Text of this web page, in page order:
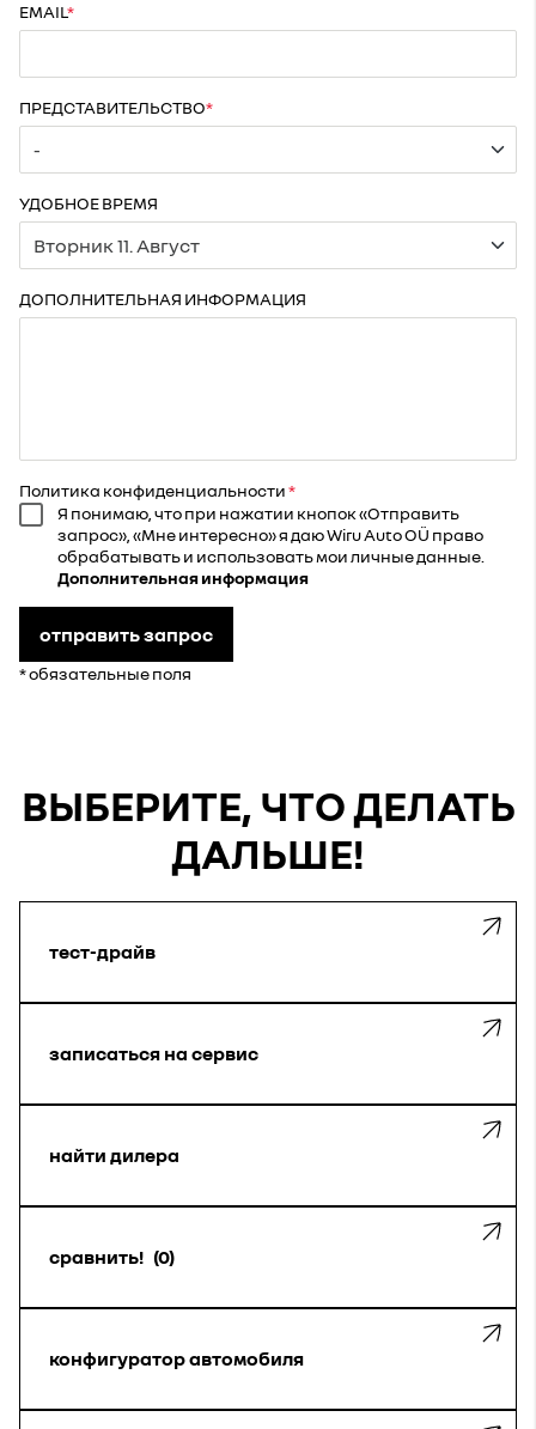
EMAIL
ПРЕДСТАВИТЕЛЬСТВО
УДОБНОЕ ВРЕМЯ
ДОПОЛНИТЕЛЬНАЯ ИНФОРМАЦИЯ
Политика конфиденциальности
Я понимаю, что при нажатии кнопок «Отправить
запрос», «Мне интересно» я даю Wiru Auto OÜ право
обрабатывать и использовать мои личные данные.
Дополнительная информация
отправить запрос
* обязательные поля
ВЫБЕРИТЕ, ЧТО ДЕЛАТЬ
ДАЛЬШЕ!
тест-драйв
записаться на сервис
найти дилера
сравнить! 0
конфигуратор автомобиля